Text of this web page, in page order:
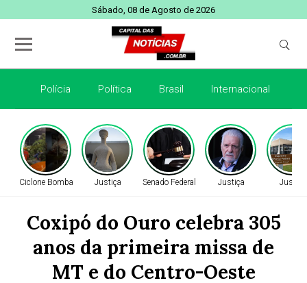
Sábado, 08 de Agosto de 2026
Polícia Política Brasil Internacional
Ciclone Bomba Justiça Senado Federal Justiça Justiça
Coxipó do Ouro celebra 305
anos da primeira missa de
MT e do Centro-Oeste